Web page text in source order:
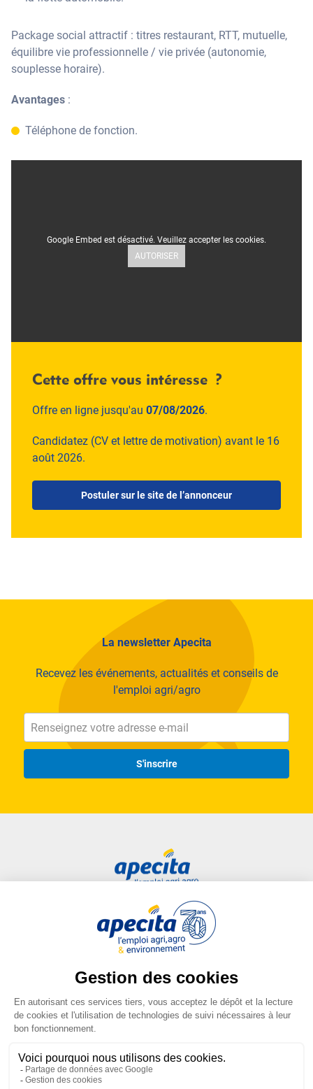
Package social attractif : titres restaurant, RTT, mutuelle,
équilibre vie professionnelle / vie privée (autonomie,
souplesse horaire).
Avantages :
Téléphone de fonction.
Google Embed est désactivé. Veuillez accepter les cookies.
AUTORISER
Cette offre vous intéresse ?
Offre en ligne jusqu'au 07/08/2026.
Candidatez (CV et lettre de motivation) avant le 16
août 2026.
Postuler sur le site de l’annonceur
La newsletter Apecita
Recevez les événements, actualités et conseils de
l'emploi agri/agro
S'inscrire
Entreprise
Centre de formation
Liens utiles
Plan du site
FAQ
d'utilisation